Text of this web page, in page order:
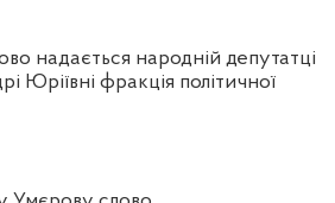
надається народній депутатці
Юріївні фракція політичної